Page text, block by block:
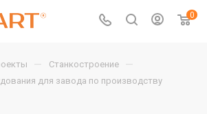
0
— Станкостроение —
для завода по производству